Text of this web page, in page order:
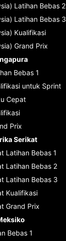
Latihan Bebas 2
Latihan Bebas 3
Kualifikasi
Grand Prix
Bebas 1
untuk Sprint
Cepat
Prix
Serikat
Latihan Bebas 1
Latihan Bebas 2
Latihan Bebas 3
Kualifikasi
Grand Prix
Bebas 1